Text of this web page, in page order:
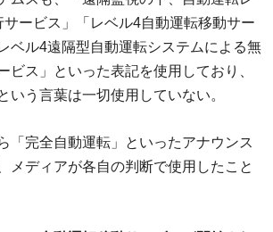
ービス」「レベル4自動運転移動サー
ベル4遠隔型自動運転システムによる無
ビス」といった表記を使用しており、
いう言葉は一切使用していない。
「完全自動運転」といったアナウンス
メディアが各自の判断で使用したこと